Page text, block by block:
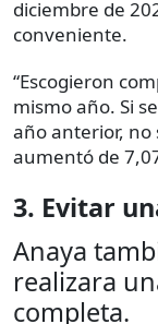
diciembre de
conveniente.
“Escogieron
mismo año. Si
año anterior, no
aumentó de
3. Evitar
Anaya
realizara
completa.